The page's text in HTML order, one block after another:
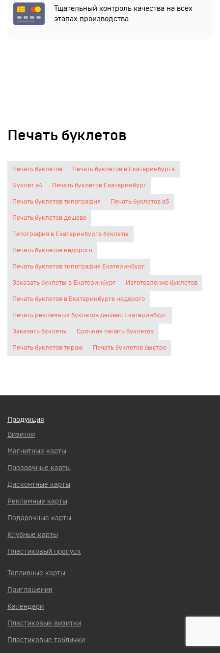
Тщательный контроль качества на всех
этапах производства
Печать буклетов
Печать буклетов Печать буклетов в Екатеринбурге
Буклет а4 Печать буклетов Екатеринбург
Печать буклетов типография Печать буклетов а5
Печать буклетов дешево
Типография в Екатеринбурге буклеты
Печать буклетов недорого
Печать буклетов типография Екатеринбург
Заказать буклеты в Екатеринбург Изготовление буклетов
Печать буклетов в Екатеринбурге недорого
Печать рекламных буклетов дешево Екатеринбург
Заказать буклеты Срочная печать буклетов
Печать буклетов тираж Печать буклетов быстро
Продукция
Визитки
Магнитные карты
Прозрачные карты
Дисконтные карты
Рекламные карты
Подарочные карты
Клубные карты
Пластиковый пропуск
Топливные карты
Приглашения
Календари
Пластиковые визитки
Пластиковые таблички